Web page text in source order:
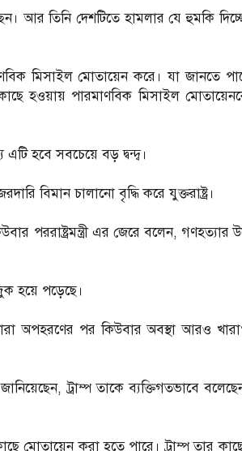
আর তিনি দেশটিতে হামলার যে হুমকি
মিসাইল মোতায়েন করে। যা জানতে
হওয়ায় পারমাণবিক মিসাইল
হবে সবচেয়ে বড় দ্বন্দ্ব।
বিমান চালানো বৃদ্ধি করে যুক্তরাষ্ট্র।
পররাষ্ট্রমন্ত্রী এর জেরে বলেন, গণহত্যার
হয়ে পড়েছে।
অপহরণের পর কিউবার অবস্থা আরও
ট্রাম্প তাকে ব্যক্তিগতভাবে
মোতায়েন করা হতে পারে। ট্রাম্প তার